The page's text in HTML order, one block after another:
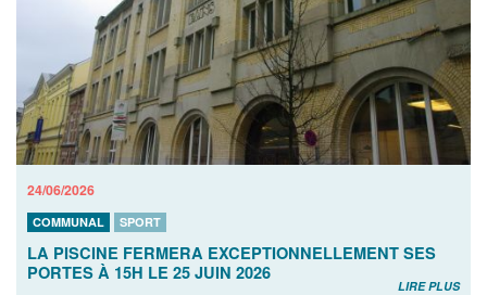
24/06/2026
COMMUNAL SPORT
LA PISCINE FERMERA EXCEPTIONNELLEMENT SES
PORTES À 15H LE 25 JUIN 2026
LIRE PLUS